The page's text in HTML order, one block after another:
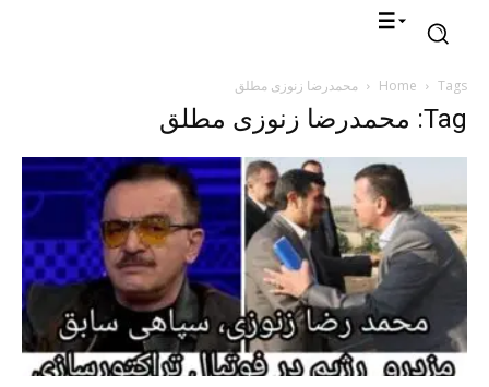
Home Tags محمدرضا زنوزی مطلق
Tag: محمدرضا زنوزی مطلق